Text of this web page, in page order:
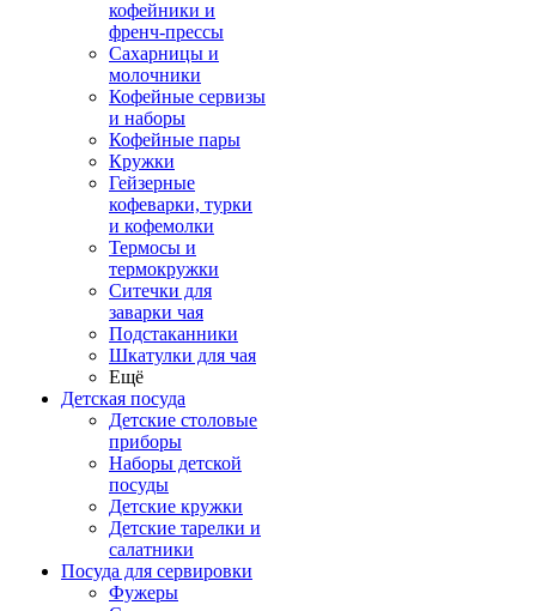
кофейники и
френч-прессы
Сахарницы и
молочники
Кофейные сервизы
и наборы
Кофейные пары
Кружки
Гейзерные
кофеварки, турки
и кофемолки
Термосы и
термокружки
Ситечки для
заварки чая
Подстаканники
Шкатулки для чая
Ещё
Детская посуда
Детские столовые
приборы
Наборы детской
посуды
Детские кружки
Детские тарелки и
салатники
Посуда для сервировки
Фужеры